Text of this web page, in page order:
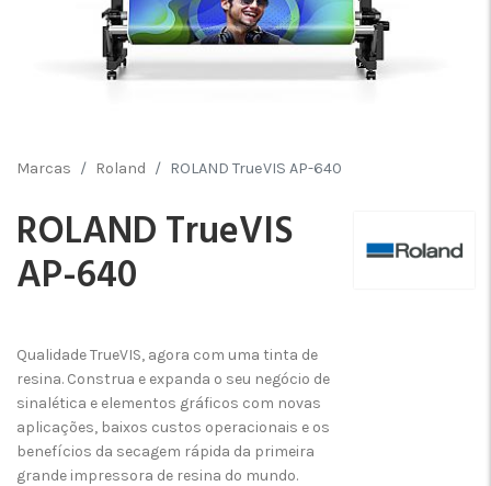
Marcas Roland ROLAND TrueVIS AP-640
ROLAND TrueVIS
AP-640
Qualidade TrueVIS, agora com uma tinta de
resina. Construa e expanda o seu negócio de
sinalética e elementos gráficos com novas
aplicações, baixos custos operacionais e os
benefícios da secagem rápida da primeira
grande impressora de resina do mundo.